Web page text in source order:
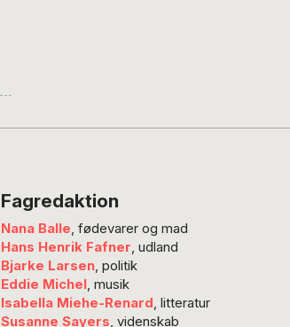
Fagredaktion
Nana Balle, fødevarer og mad
Hans Henrik Fafner, udland
Bjarke Larsen, politik
Eddie Michel, musik
Isabella Miehe-Renard, litteratur
Susanne Sayers, videnskab